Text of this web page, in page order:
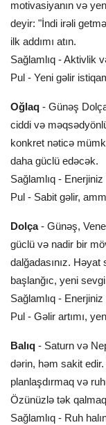
motivasiyanın və
deyir: "İndi irəli
ilk addımı atın.
Sağlamlıq - Aktivlik
Pul - Yeni gəlir
Oğlaq - Günəş
ciddi və
konkret nəticə
daha güclü edəcək.
Sağlamlıq -
Pul - Sabit gəlir,
Dolça - Günəş,
güclü və nadir bir
dalğadasınız.
başlanğıc, yeni
Sağlamlıq -
Pul - Gəlir artımı,
Balıq - Saturn və
dərin, həm sakit
planlaşdırmaq və
Özünüzlə tək
Sağlamlıq - Ruh